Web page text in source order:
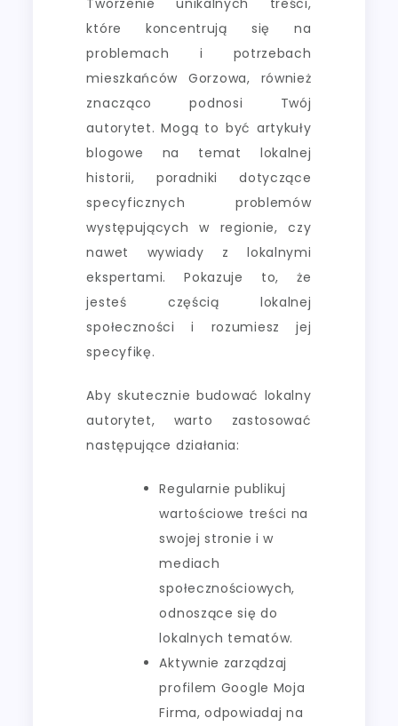
które koncentrują się na
problemach i potrzebach
mieszkańców Gorzowa, również
znacząco podnosi Twój
autorytet. Mogą to być artykuły
blogowe na temat lokalnej
historii, poradniki dotyczące
specyficznych problemów
występujących w regionie, czy
nawet wywiady z lokalnymi
ekspertami. Pokazuje to, że
jesteś częścią lokalnej
społeczności i rozumiesz jej
specyfikę.
Aby skutecznie budować lokalny
autorytet, warto zastosować
następujące działania:
Regularnie publikuj
wartościowe treści na
swojej stronie i w
mediach
społecznościowych,
odnoszące się do
lokalnych tematów.
Aktywnie zarządzaj
profilem Google Moja
Firma, odpowiadaj na